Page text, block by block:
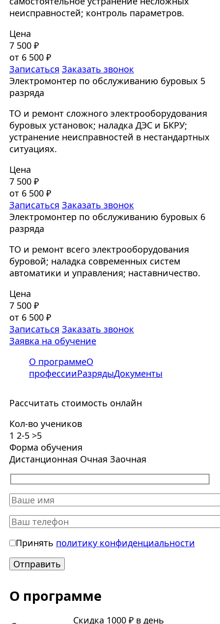
неисправностей; контроль параметров.
Цена
7 500 ₽
от 6 500 ₽
Записаться Заказать звонок
Электромонтер по обслуживанию буровых 5
разряда
ТО и ремонт сложного электрооборудования
буровых установок; наладка ДЭС и БКРУ;
устранение неисправностей в нестандартных
ситуациях.
Цена
7 500 ₽
от 6 500 ₽
Записаться Заказать звонок
Электромонтер по обслуживанию буровых 6
разряда
ТО и ремонт всего электрооборудования
буровой; наладка современных систем
автоматики и управления; наставничество.
Цена
7 500 ₽
от 6 500 ₽
Записаться Заказать звонок
Заявка на обучение
О программеО
профессииРазрядыДокументы
Рассчитать стоимость онлайн
Кол-во учеников
1 2-5 >5
Форма обучения
Дистанционная Очная Заочная
Принять политику конфиденциальности
О программе
Скидка 1000 ₽ в день